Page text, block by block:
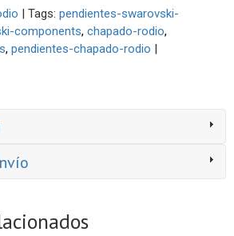
| Tags: pendientes-swarovski-
components chapado-rodio
pendientes-chapado-rodio |